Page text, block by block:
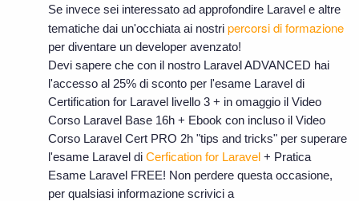
Se invece sei interessato ad approfondire Laravel e altre
tematiche dai un'occhiata ai nostri percorsi di formazione
per diventare un developer avenzato!
Devi sapere che con il nostro Laravel ADVANCED hai
l'accesso al 25% di sconto per l'esame Laravel di
Certification for Laravel livello 3 + in omaggio il Video
Corso Laravel Base 16h + Ebook con incluso il Video
Corso Laravel Cert PRO 2h "tips and tricks" per superare
l'esame Laravel di Cerfication for Laravel + Pratica
Esame Laravel FREE! Non perdere questa occasione,
per qualsiasi informazione scrivici a